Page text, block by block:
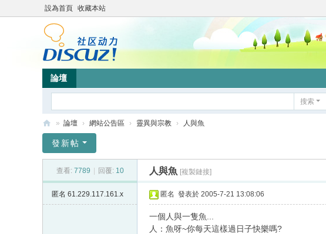
設為首頁 收藏本站
論壇
搜索
竹
» 論壇 › 網站公告區 › 靈異與宗教 › 人與魚
發新帖
查看: 7789 回覆: 10 人與魚 [複製鏈接]
匿名 61.229.117.161.x 匿名 發表於 2005-7-21 13:08:06
一個人與一隻魚...
人：魚呀~你每天這樣過日子快樂嗎?